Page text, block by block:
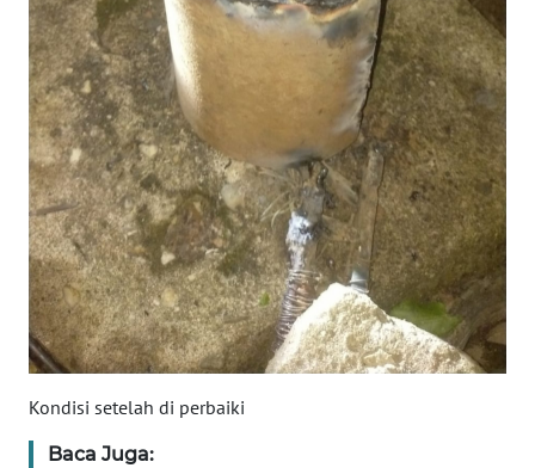
Kondisi setelah di perbaiki
Baca Juga:
WN
PAPUA
WN
PAPUA
BARAT
WN
RIAU
WN
SERAMBI
WN